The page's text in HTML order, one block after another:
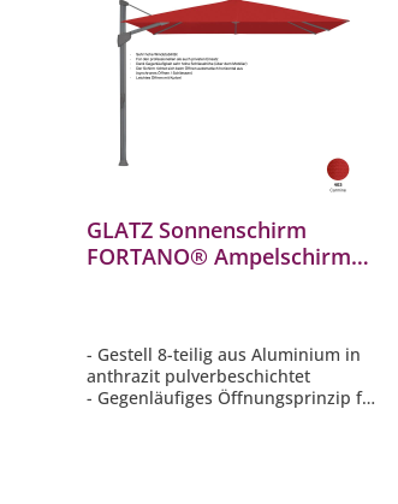
GLATZ Sonnenschirm
FORTANO® Ampelschirm
- Gestell 8-teilig aus Aluminium in
anthrazit pulverbeschichtet
- Gegenläufiges Öffnungsprinzip für